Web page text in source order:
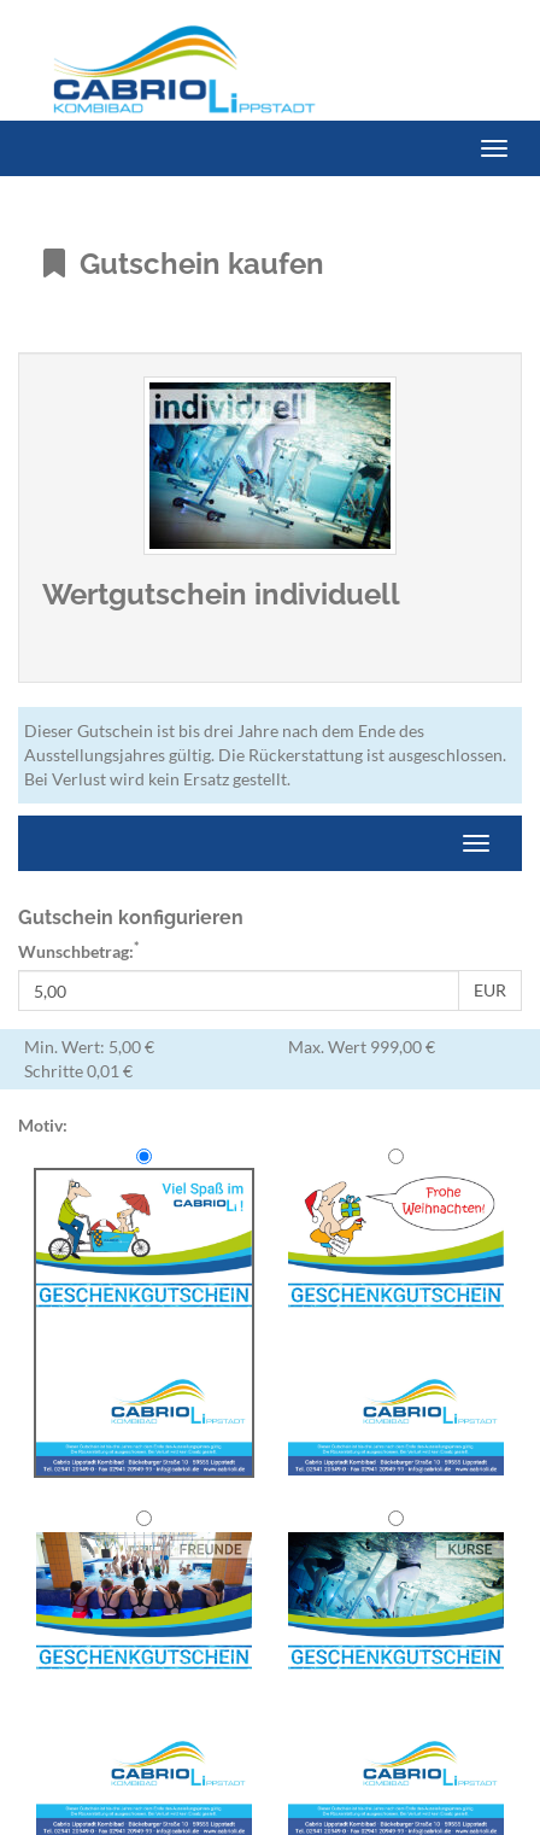
Menü
Gutschein kaufen
Wertgutschein individuell
Dieser Gutschein ist bis drei Jahre nach dem Ende des
Ausstellungsjahres gültig. Die Rückerstattung ist ausgeschlossen.
Bei Verlust wird kein Ersatz gestellt.
Gutschein konfigurieren
Wunschbetrag:*
EUR
Min. Wert: 5,00 €
Max. Wert 999,00 €
Schritte 0,01 €
Motiv: